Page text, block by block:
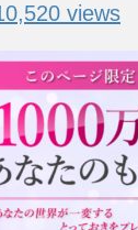
views